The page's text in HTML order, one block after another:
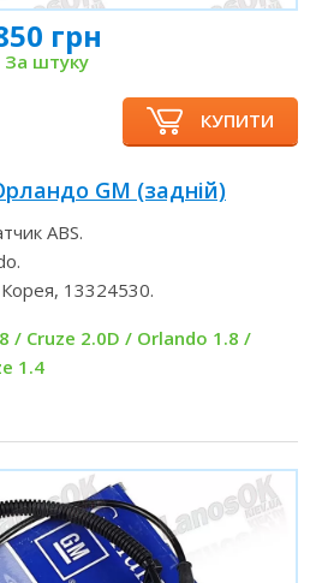
грн
За штуку
КУПИТИ
GM (задній)
ABS.
13324530.
/ Cruze 2.0D / Orlando 1.8 /
1.4